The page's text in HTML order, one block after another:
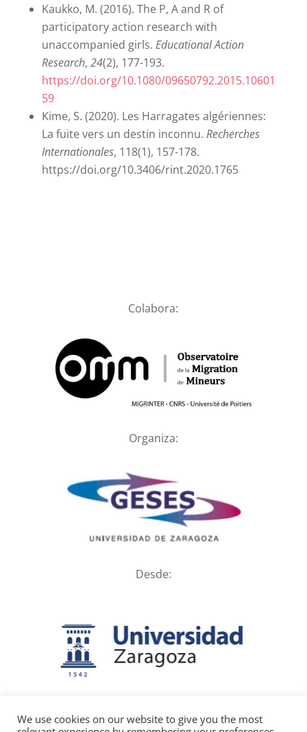
Kaukko, M. (2016). The P, A and R of
participatory action research with
unaccompanied girls. Educational Action
Research, 24(2), 177-193.
https://doi.org/10.1080/09650792.2015.10601
59
Kime, S. (2020). Les Harragates algériennes:
La fuite vers un destin inconnu. Recherches
Internationales, 118(1), 157-178.
https://doi.org/10.3406/rint.2020.1765
Colabora:
Organiza:
Desde:
We use cookies on our website to give you the most